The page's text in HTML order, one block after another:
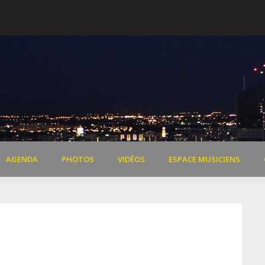
Dardilly
AGENDA PHOTOS VIDÉOS ESPACE MUSICIENS